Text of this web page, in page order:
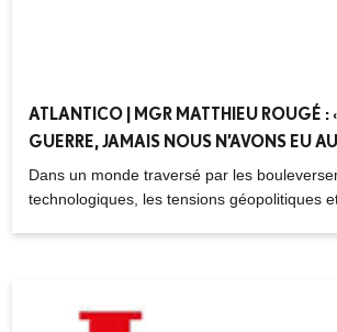
ATLANTICO | MGR MATTHIEU ROUGÉ :
GUERRE, JAMAIS NOUS N’AVONS EU
DU MESSAGE DE PÂQUES » –
Dans un monde traversé par les
technologiques, les tensions géopolitiques
repère pour penser l’avenir.